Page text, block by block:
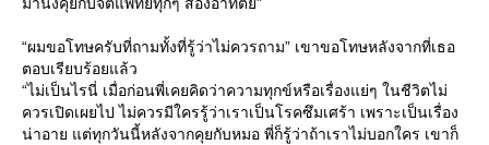
“ผมขอโทษครับที่ถามทั้งที่รู้ว่าไม่ควรถาม” เขาขอโทษหลังจากที่เธอ
ตอบเรียบร้อยแล้ว
“ไม่เป็นไรนี่ เมื่อก่อนพี่เคยคิดว่าความทุกข์หรือเรื่องแย่ๆ ในชีวิตไม่
ควรเปิดเผยไป ไม่ควรมีใครรู้ว่าเราเป็นโรคซึมเศร้า เพราะเป็นเรื่อง
น่าอาย แต่ทุกวันนี้หลังจากคุยกับหมอ พี่ก็รู้ว่าถ้าเราไม่บอกใคร เขาก็